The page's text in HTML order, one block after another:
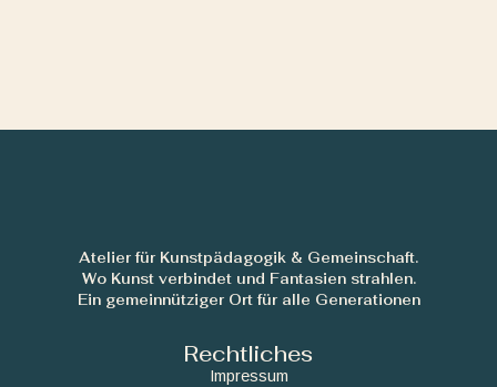
Atelier für Kunstpädagogik & Gemeinschaft.
Wo Kunst verbindet und Fantasien strahlen.
Ein gemeinnütziger Ort für alle Generationen
Rechtliches
Impressum